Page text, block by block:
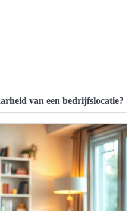
van een bedrijfslocatie?